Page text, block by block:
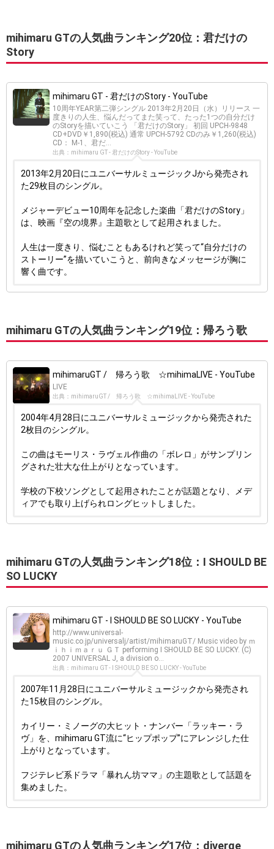
mihimaru GTの人気曲ランキング20位：君だけの
Story
mihimaru GT - 君だけのStory - YouTube
10周年YEAR第二弾シングル 2013年2月20日（水）リリース 一
度きりの人生、悩んだってまた笑って、たった1つの自分だけ
のStoryを描いていこう 「君だけのStory」 初回 UPCH-9848
CD+DVD￥1,890(税込) 通常 UPCH-5792 CDのみ￥1,260(税込)
CD： M-1、君だ...
出典：mihimaru GT - 君だけのStory - YouTube
2013年2月20日にユニバーサルミュージックJから発売され
た29枚目のシングル。
メジャーデビュー10周年を記念した楽曲「君だけのStory」
は、映画『空の境界』主題歌として起用されました。
人生は一度きり、悩むこともあるけれど笑って“自分だけの
ストーリー”を描いていこうと、前向きなメッセージが胸に
響く曲です。
mihimaru GTの人気曲ランキング19位：帰ろう歌
mihimaruGT / 帰ろう歌 ☆mihimaLIVE - YouTube
LIVE
出典：mihimaruGT / 帰ろう歌 ☆mihimaLIVE - YouTube
2004年4月28日にユニバーサルミュージックから発売された
2枚目のシングル。
この曲はモーリス・ラヴェル作曲の「ボレロ」がサンプリン
グされた壮大な仕上がりとなっています。
学校の下校ソングとして起用されたことが話題となり、メデ
ィアでも取り上げられロングヒットしました。
mihimaru GTの人気曲ランキング18位：I SHOULD BE
SO LUCKY
mihimaru GT - I SHOULD BE SO LUCKY - YouTube
http://www.universal-
music.co.jp/universalj/artist/mihimaruGT/ Music video by ｍ
ｉｈｉｍａｒｕ ＧＴ performing I SHOULD BE SO LUCKY. (C)
2007 UNIVERSAL J, a division o...
出典：mihimaru GT - I SHOULD BE SO LUCKY - YouTube
2007年11月28日にユニバーサルミュージックから発売され
た15枚目のシングル。
カイリー・ミノーグの大ヒット・ナンバー「ラッキー・ラ
ヴ」を、mihimaru GT流に“ヒップポップ”にアレンジした仕
上がりとなっています。
フジテレビ系ドラマ「暴れん坊ママ」の主題歌として話題を
集めました。
mihimaru GTの人気曲ランキング17位：diverge